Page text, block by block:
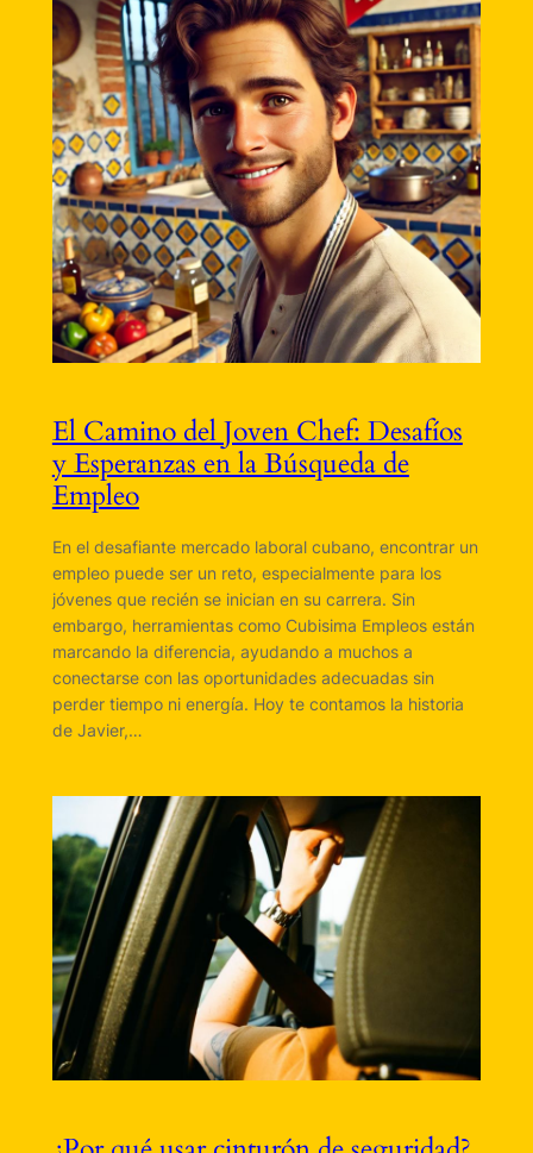
El Camino del Joven Chef: Desafíos
y Esperanzas en la Búsqueda de
Empleo
En el desafiante mercado laboral cubano, encontrar un
empleo puede ser un reto, especialmente para los
jóvenes que recién se inician en su carrera. Sin
embargo, herramientas como Cubisima Empleos están
marcando la diferencia, ayudando a muchos a
conectarse con las oportunidades adecuadas sin
perder tiempo ni energía. Hoy te contamos la historia
de Javier,…